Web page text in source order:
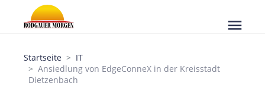
menu
Startseite
IT
Ansiedlung von EdgeConneX in der Kreisstadt
Dietzenbach